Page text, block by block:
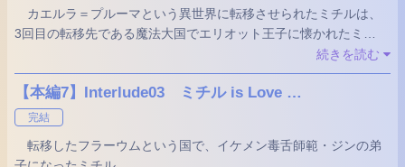
ミチルの正体、くしゃみ転移の秘密に迫ります…！？
カエルラ＝プルーマという異世界に転移させられたミチルは、
3回目の転移先である魔法大国でエリオット王子に懐かれたミチ
ジェイとアニーとも無事に合流し、アルブスの魔術師・スノー
ドロップからくしゃみ転移についての考察を聞く。
向かうことを決める。だが、その道中、またも黒い影の獣・ベス
続きを読む
【本編7】Interlude03 ミチル is Love …
完結
転移したフラーウムという国で、イケメン毒舌師範・ジンの弟